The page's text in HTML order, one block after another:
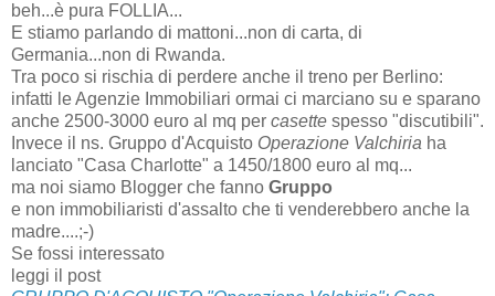
beh...è pura FOLLIA...
E stiamo parlando di mattoni...non di carta, di
Germania...non di Rwanda.
Tra poco si rischia di perdere anche il treno per Berlino:
infatti le Agenzie Immobiliari ormai ci marciano su e sparano
anche 2500-3000 euro al mq per casette spesso "discutibili".
Invece il ns. Gruppo d'Acquisto Operazione Valchiria ha
lanciato "Casa Charlotte" a 1450/1800 euro al mq...
ma noi siamo Blogger che fanno Gruppo
e non immobiliaristi d'assalto che ti venderebbero anche la
madre....;-)
Se fossi interessato
leggi il post